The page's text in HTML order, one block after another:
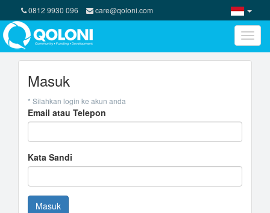
0812 9930 096 care@qoloni.com
Toggle
Masuk
* Silahkan login ke akun anda
Email atau Telepon
Kata Sandi
Masuk